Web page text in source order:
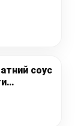
соус
до